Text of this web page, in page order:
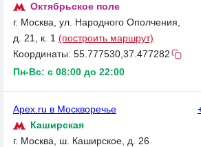
Октябрьское поле
г. Москва, ул. Народного Ополчения,
д. 21, к. 1 (построить маршрут)
Координаты: 55.777530,37.477282
Пн-Вс: с 08:00 до 22:00
Apex.ru в Москворечье
Каширская
г. Москва, ш. Каширское, д. 26